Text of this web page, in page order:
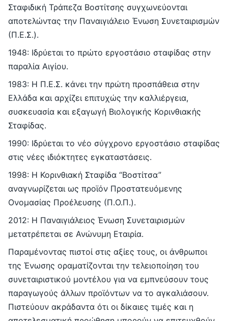
Σταφιδική Τράπεζα Βοστίτσης συγχωνεύονται
αποτελώντας την Παναιγιάλειο Ένωση Συνεταιρισμών
(Π.Ε.Σ.).
1948: Ιδρύεται το πρώτο εργοστάσιο σταφίδας στην
παραλία Αιγίου.
1983: H Π.Ε.Σ. κάνει την πρώτη προσπάθεια στην
Ελλάδα και αρχίζει επιτυχώς την καλλιέργεια,
συσκευασία και εξαγωγή Βιολογικής Κορινθιακής
Σταφίδας.
1990: Iδρύεται το νέο σύγχρονο εργοστάσιο σταφίδας
στις νέες ιδιόκτητες εγκαταστάσεις.
1998: Η Κορινθιακή Σταφίδα “Βοστίτσα”
αναγνωρίζεται ως προϊόν Προστατευόμενης
Ονομασίας Προέλευσης (Π.Ο.Π.).
2012: Η Παναιγιάλειος Ένωση Συνεταιρισμών
μετατρέπεται σε Ανώνυμη Εταιρία.
Παραμένοντας πιστοί στις αξίες τους, οι άνθρωποι
της Ένωσης οραματίζονται την τελειοποίηση του
συνεταιριστικού μοντέλου για να εμπνεύσουν τους
παραγωγούς άλλων προϊόντων να το αγκαλιάσουν.
Πιστεύουν ακράδαντα ότι οι δίκαιες τιμές και η